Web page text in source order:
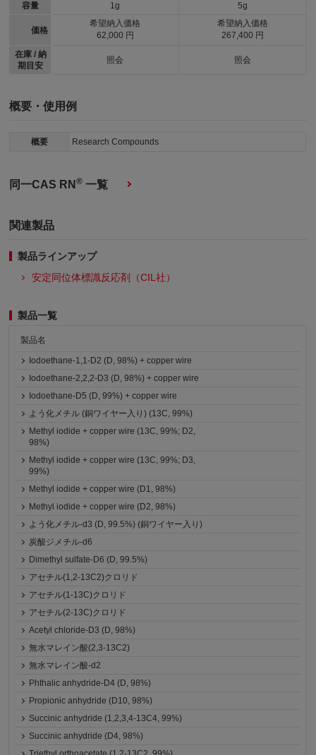
容量
価格
在庫 / 納
期目安
1g
希望納入価格
62,000 円
照会
5g
希望納入価格
267,400 円
照会
概要・使用例
概要 Research Compounds
同一CAS RN® 一覧
関連製品
製品ラインアップ
安定同位体標識反応剤（CIL社）
製品一覧
製品名
Iodoethane-1,1-D2 (D, 98%) + copper wire
Iodoethane-2,2,2-D3 (D, 98%) + copper wire
Iodoethane-D5 (D, 99%) + copper wire
よう化メチル (銅ワイヤー入り) (13C, 99%)
Methyl iodide + copper wire (13C, 99%; D2,
98%)
Methyl iodide + copper wire (13C, 99%; D3,
99%)
Methyl iodide + copper wire (D1, 98%)
Methyl iodide + copper wire (D2, 98%)
よう化メチル-d3 (D, 99.5%) (銅ワイヤー入り)
炭酸ジメチル-d6
Dimethyl sulfate-D6 (D, 99.5%)
アセチル(1,2-13C2)クロリド
アセチル(1-13C)クロリド
アセチル(2-13C)クロリド
Acetyl chloride-D3 (D, 98%)
無水マレイン酸(2,3-13C2)
無水マレイン酸-d2
Phthalic anhydride-D4 (D, 98%)
Propionic anhydride (D10, 98%)
Succinic anhydride (1,2,3,4-13C4, 99%)
Succinic anhydride (D4, 98%)